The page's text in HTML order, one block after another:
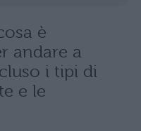
è
andare a
i tipi di
e le